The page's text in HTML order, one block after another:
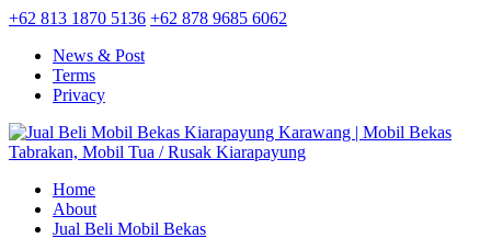
+62 813 1870 5136 +62 878 9685 6062
News & Post
Terms
Privacy
Home
About
Jual Beli Mobil Bekas